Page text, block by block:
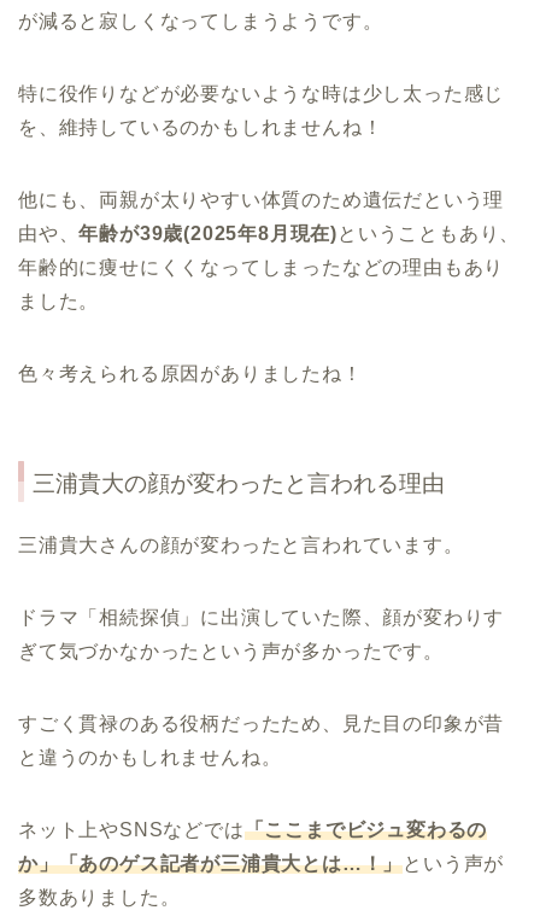
が減ると寂しくなってしまうようです。
特に役作りなどが必要ないような時は少し太った感じ
を、維持しているのかもしれませんね！
他にも、両親が太りやすい体質のため遺伝だという理
由や、年齢が39歳(2025年8月現在)ということもあり、
年齢的に痩せにくくなってしまったなどの理由もあり
ました。
色々考えられる原因がありましたね！
三浦貴大の顔が変わったと言われる理由
三浦貴大さんの顔が変わったと言われています。
ドラマ「相続探偵」に出演していた際、顔が変わりす
ぎて気づかなかったという声が多かったです。
すごく貫禄のある役柄だったため、見た目の印象が昔
と違うのかもしれませんね。
ネット上やSNSなどでは「ここまでビジュ変わるの
か」「あのゲス記者が三浦貴大とは…！」という声が
多数ありました。